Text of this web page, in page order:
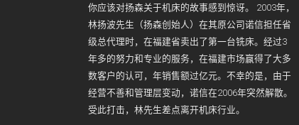
你应该对扬森关于机床的故事感到惊讶。 2003年，
林扬波先生（扬森创始人）在其原公司诺信担任省
级总代理时，在福建省卖出了第一台铣床。经过3
年多的努力和专业的服务，在福建市场赢得了大多
数客户的认可，年销售额过亿元。不幸的是，由于
经营不善和管理层变动，诺信在2006年突然解散。
受此打击，林先生差点离开机床行业。